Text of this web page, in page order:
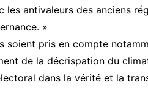
antivaleurs des anciens
»
pris en compte
de la décrispation du
dans la vérité et la